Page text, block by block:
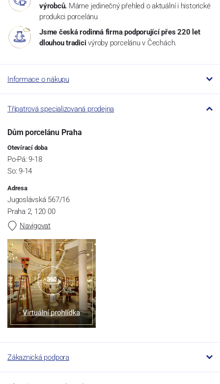
výrobců. Máme jedinečný přehled o aktuální i historické
produkci porcelánu
Jsme česká rodinná firma podporující přes 220 let
dlouhou tradici výroby porcelánu v Čechách.
Informace o nákupu
Třípatrová specializovaná prodejna
Dům porcelánu Praha
Otevírací doba
Po-Pá: 9-18
So: 9-14
Adresa
Jugoslávská 567/16
Praha 2, 120 00
Navigovat
Zákaznická podpora